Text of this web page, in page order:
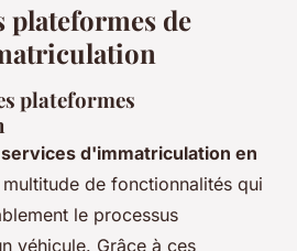
de
plateformes
d'immatriculation en
de fonctionnalités qui
le processus
véhicule. Grâce à ces